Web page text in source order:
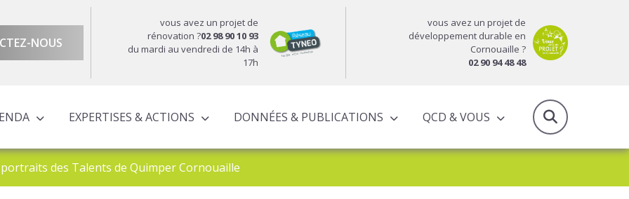
NOUS
vous avez un projet de
rénovation ?02 98 90 10 93
du mardi au vendredi de 14h à
17h
vous avez un projet de
développement durable en
Cornouaille ?
02 90 94 48 48
EXPERTISES & ACTIONS DONNÉES & PUBLICATIONS QCD & VOUS
des Talents de Quimper Cornouaille